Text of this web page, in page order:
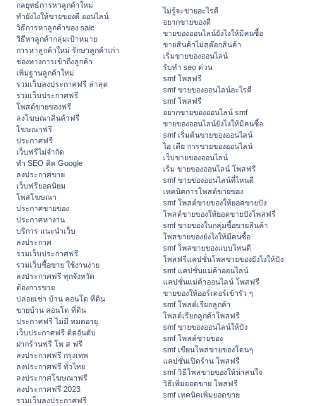
กลยุทธ์การหาลูกค้าใหม่
ทํายังไงให้ขายของดี ออนไลน์
วิธีการหาลูกค้าของ sale
วิธีหาลูกค้ากลุ่มเป้าหมาย
การหาลูกค้าใหม่ รักษาลูกค้าเก่า
ช่องทางการเข้าถึงลูกค้า
เพิ่มฐานลูกค้าใหม่
รวมเว็บลงประกาศฟรี ล่าสุด
รวมเว็บประกาศฟรี
โพสต์ขายของฟรี
ลงโฆษณาสินค้าฟรี
โฆษณาฟรี
ประกาศฟรี
เว็บฟรีไม่จำกัด
ทำ SEO ติด Google
ลงประกาศขาย
เว็บฟรียอดนิยม
โพสโฆษณา
ประกาศขายของ
ประกาศหางาน
บริการ แนะนำเว็บ
ลงประกาศ
รวมเว็บประกาศฟรี
รวมเว็บซื้อขาย ใช้งานง่าย
ลงประกาศฟรี ทุกจังหวัด
ต้องการขาย
ปล่อยเช่า บ้าน คอนโด ที่ดิน
ขายบ้าน คอนโด ที่ดิน
ประกาศฟรี ไม่มี หมดอายุ
เว็บประกาศฟรี ติดอันดับ
ฝากร้านฟรี โพ ส ฟรี
ลงประกาศฟรี กรุงเทพ
ลงประกาศฟรี ทั่วไทย
ลงประกาศโฆษณาฟรี
ลงประกาศฟรี 2023
รวมเว็บลงประกาศฟรี
ไม่รู้จะขายอะไรดี
อยากขายของดี
ขายของออนไลน์ยังไงให้มีคนซื้อ
ขายสินค้าไม่สต๊อกสินค้า
เริ่มขายของออนไลน์
รับทำ seo ด่วน
smf โพสฟรี
smf ขายของออนไลน์อะไรดี
smf โพสฟรี
อยากขายของออนไลน์ smf
ขายของออนไลน์ยังไงให้มีคนซื้อ
smf เริ่มต้นขายของออนไลน์
ไอ เดีย การขายของออนไลน์
เว็บขายของออนไลน์
เริ่ม ขายของออนไลน์ โพสฟรี
smf ขายของออนไลน์ที่ไหนดี
เทคนิคการโพสต์ขายของ
smf โพสต์ขายของให้ยอดขายปัง
โพสต์ขายของให้ยอดขายปังโพสฟรี
smf ขายของในกลุ่มซื้อขายสินค้า
โพสขายของยังไงให้มีคนซื้อ
smf โพสขายของแบบไหนดี
โพสฟรีแคปชั่นโพสขายของยังไงให้ปัง
smf แคปชั่นแม่ค้าออนไลน์
แคปชั่นแม่ค้าออนไลน์ โพสฟรี
ขายของให้ออร์เดอร์เข้ารัว ๆ
smf โพสต์เรียกลูกค้า
โพสต์เรียกลูกค้าโพสฟรี
smf ขายของออนไลน์ให้ปัง
smf โพสต์ขายของ
smf เขียนโพสขายของโดนๆ
แคปชั่นเปิดร้าน โพสฟรี
smf วิธีโพสขายของให้น่าสนใจ
วิธีเพิ่มยอดขาย โพสฟรี
smf เทคนิคเพิ่มยอดขาย